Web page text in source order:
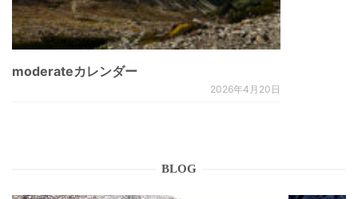
moderateカレンダー
2026年4月20日
BLOG